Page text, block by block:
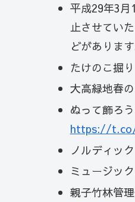
平成29年3
止させてい
どがありま
たけのこ掘
大高緑地春
ぬって飾ろ
https://t.co/
ノルディッ
ミュージッ
親子竹林管